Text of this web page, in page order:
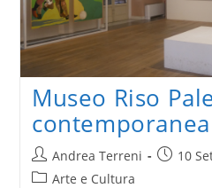
Museo Riso
Autore
dell'articolo:
Andrea Terreni
Articolo
10
Categoria
Arte e Cultura